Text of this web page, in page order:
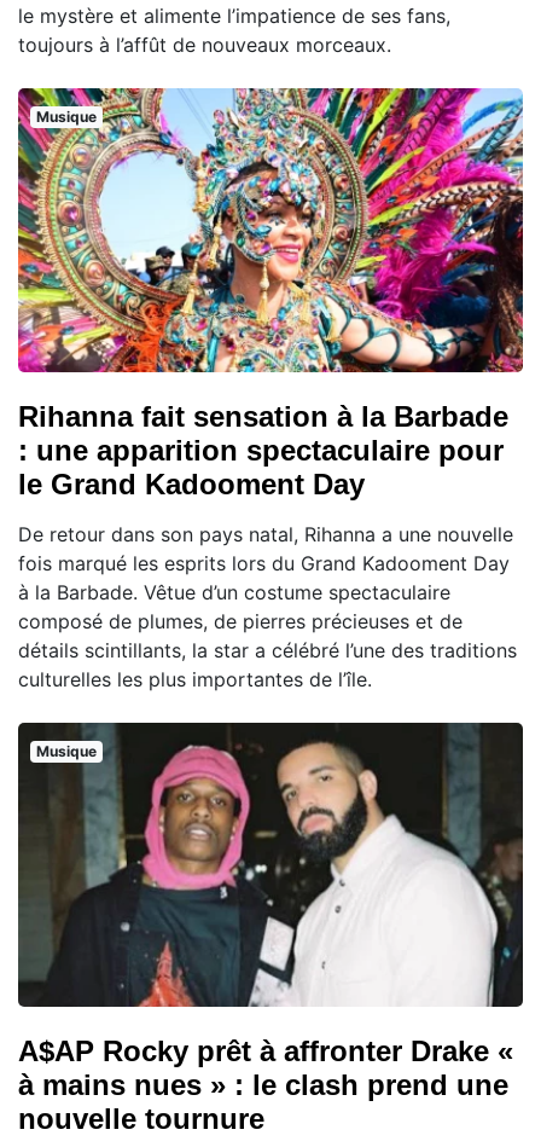
le mystère et alimente l’impatience de ses fans,
toujours à l’affût de nouveaux morceaux.
Musique
Rihanna fait sensation à la Barbade
: une apparition spectaculaire pour
le Grand Kadooment Day
De retour dans son pays natal, Rihanna a une nouvelle
fois marqué les esprits lors du Grand Kadooment Day
à la Barbade. Vêtue d’un costume spectaculaire
composé de plumes, de pierres précieuses et de
détails scintillants, la star a célébré l’une des traditions
culturelles les plus importantes de l’île.
Musique
A$AP Rocky prêt à affronter Drake «
à mains nues » : le clash prend une
nouvelle tournure